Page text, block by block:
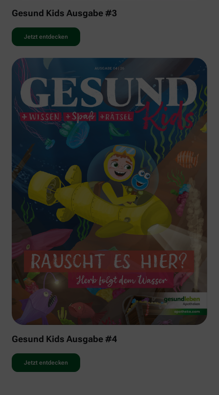
Gesund Kids Ausgabe #3
Jetzt entdecken
Gesund Kids Ausgabe #4
Jetzt entdecken